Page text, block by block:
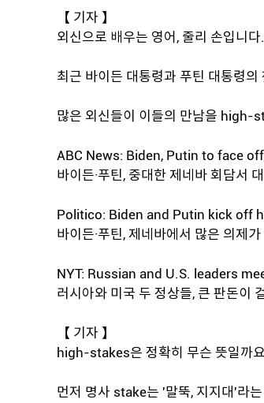
【 기자 】
외신으로 배우는 영어, 줄리 손입니다.
최근 바이든 대통령과 푸틴 대통령
많은 외신들이 이들의 만남을 high-
ABC News: Biden, Putin to face
바이든·푸틴, 중대한 제네바 회담서
Politico: Biden and Putin kick off
바이든·푸틴, 제네바에서 많은 의제
NYT: Russian and U.S. leaders
러시아와 미국 두 정상들, 큰 판돈이
【 기자 】
high-stakes은 정확히 무슨 뜻일까
먼저 명사 stake는 '말뚝, 지지대'라